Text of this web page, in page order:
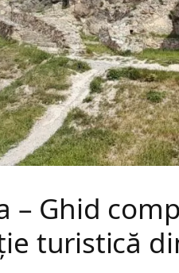
– Ghid
turistică